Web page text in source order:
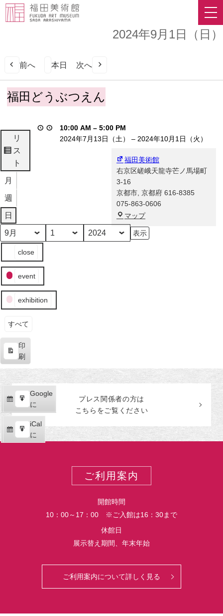
2024年9月1日（日）
前へ 本日 次へ
福
田
つ
ん
福田どうぶつえん
10:00 AM – 5:00 PM
2024年7月13日（土）
– 2024年10月1日（火）
福田美術館
右京区嵯峨天龍寺芒ノ馬場町
3-16
京都市 京都府 616-8385
075-863-0606
マップ福
田
美
リ
ス
ト
表
月
週
日
月
日
年
ン
ト
の
カ
close
event
exhibition
すべて
印
刷
示
Google
で
購
読
iCal
で
購
Google
に
エ
ク
ス
ポ
iCal
に
エ
プレス関係者の方は
こちらをご覧ください
ご利用案内
開館時間
10：00～17：00 ※ご入館は16：30まで
休館日
展示替え期間、年末年始
ご利用案内について詳しく見る